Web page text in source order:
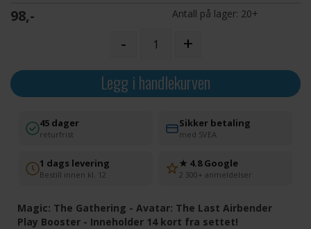
98,- Antall på lager: 20+
- +
Legg i handlekurven
45 dager
returfrist
Sikker betaling
med SVEA
1 dags levering
Bestill innen kl. 12
★ 4.8 Google
2 300+ anmeldelser
Magic: The Gathering - Avatar: The Last Airbender
Play Booster - Inneholder 14 kort fra settet!